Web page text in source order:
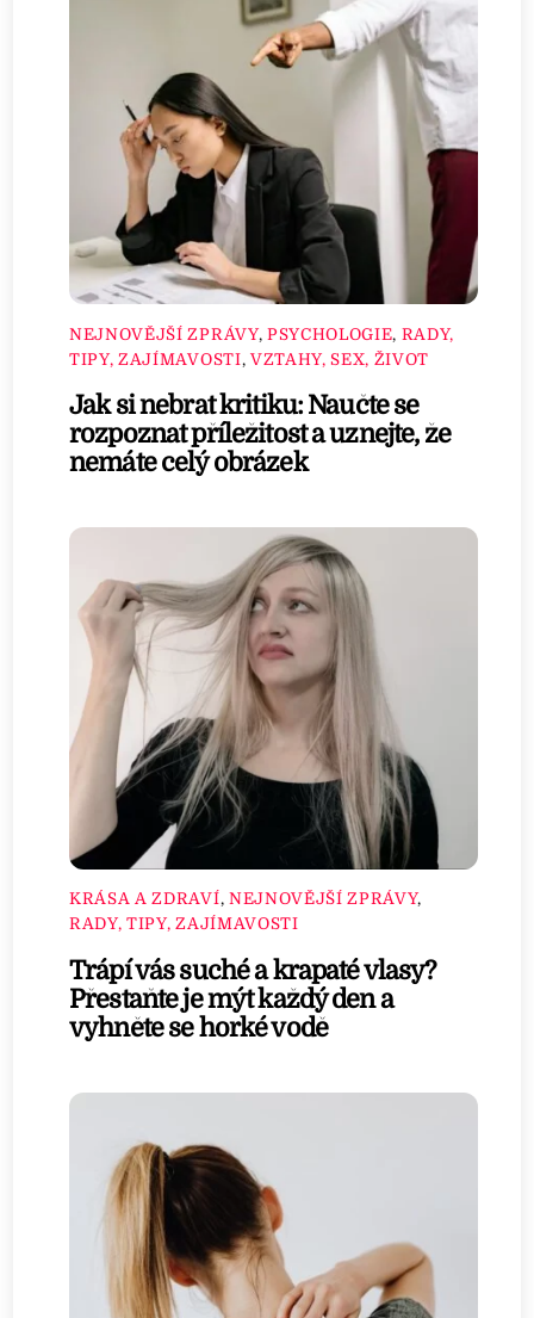
NEJNOVĚJŠÍ ZPRÁVY, PSYCHOLOGIE, RADY,
TIPY, ZAJÍMAVOSTI, VZTAHY, SEX, ŽIVOT
Jak si nebrat kritiku: Naučte se
rozpoznat příležitost a uznejte, že
nemáte celý obrázek
KRÁSA A ZDRAVÍ, NEJNOVĚJŠÍ ZPRÁVY,
RADY, TIPY, ZAJÍMAVOSTI
Trápí vás suché a krapaté vlasy?
Přestaňte je mýt každý den a
vyhněte se horké vodě